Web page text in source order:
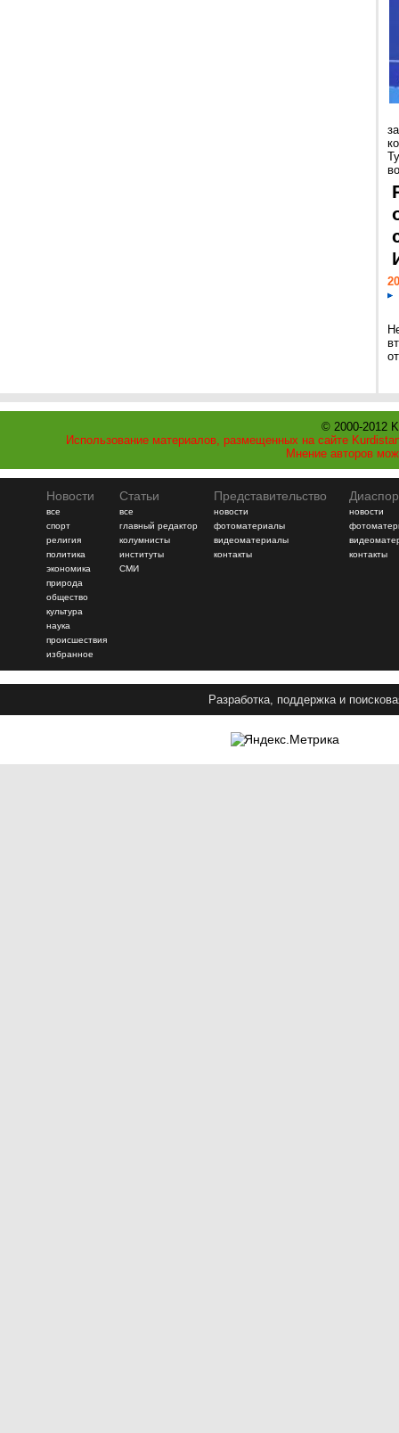
© 2000-2012
Использование материалов, размещенных на сайте
Мнение авторов
Новости
все
спорт
религия
политика
экономика
природа
общество
культура
наука
происшествия
избранное
Статьи
все
главный редактор
колумнисты
институты
СМИ
Представительство
новости
фотоматериалы
видеоматериалы
контакты
новости
контакты
Разработка, поддержка и